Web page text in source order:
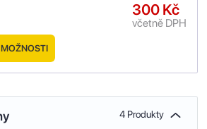
300 Kč
včetně DPH
4 Produkty